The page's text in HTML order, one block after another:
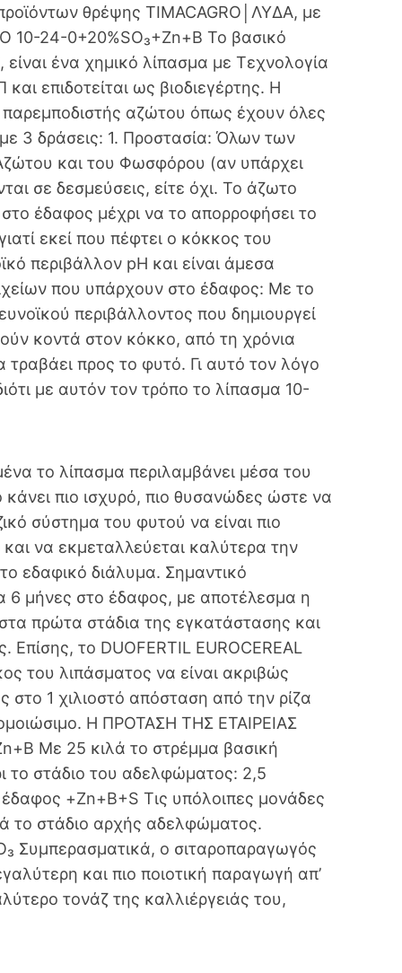
θρέψης TIMACAGRO│ΛΥΔΑ, με
10-24-0+20%SO₃+Zn+B Το βασικό
ένα χημικό λίπασμα με Τεχνολογία
επιδοτείται ως βιοδιεγέρτης. Η
παρεμποδιστής αζώτου όπως έχουν όλες
με 3 δράσεις: 1. Προστασία: Όλων των
και του Φωσφόρου (αν υπάρχει
σε δεσμεύσεις, είτε όχι. Το άζωτο
έδαφος μέχρι να το απορροφήσει το
εκεί που πέφτει ο κόκκος του
περιβάλλον pH και είναι άμεσα
που υπάρχουν στο έδαφος: Με το
περιβάλλοντος που δημιουργεί
κοντά στον κόκκο, από τη χρόνια
προς το φυτό. Γι αυτό τον λόγο
με αυτόν τον τρόπο το λίπασμα 10-
το λίπασμα περιλαμβάνει μέσα του
κάνει πιο ισχυρό, πιο θυσανώδες ώστε να
σύστημα του φυτού να είναι πιο
να εκμεταλλεύεται καλύτερα την
εδαφικό διάλυμα. Σημαντικό
6 μήνες στο έδαφος, με αποτέλεσμα η
πρώτα στάδια της εγκατάστασης και
το DUOFERTIL EUROCEREAL
του λιπάσματος να είναι ακριβώς
1 χιλιοστό απόσταση από την ρίζα
Η ΠΡΟΤΑΣΗ ΤΗΣ ΕΤΑΙΡΕΙΑΣ
Με 25 κιλά το στρέμμα βασική
το στάδιο του αδελφώματος: 2,5
+Zn+B+S Τις υπόλοιπες μονάδες
το στάδιο αρχής αδελφώματος.
Συμπερασματικά, ο σιταροπαραγωγός
και πιο ποιοτική παραγωγή απ’
τονάζ της καλλιέργειάς του,